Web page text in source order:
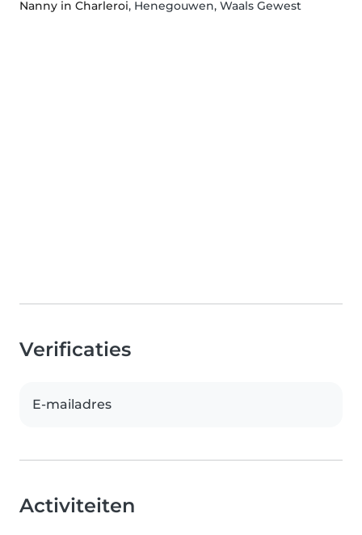
Nanny in Charleroi, Henegouwen, Waals Gewest
Verificaties
E-mailadres
Activiteiten